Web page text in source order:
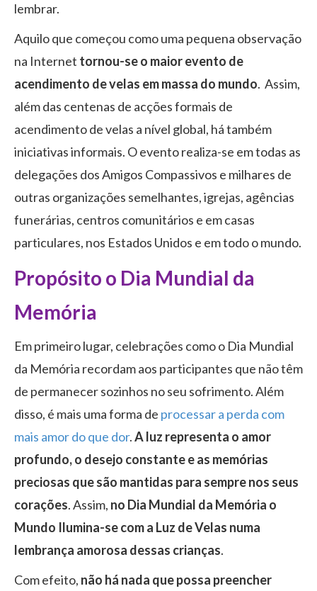
lembrar.
Aquilo que começou como uma pequena observação
na Internet tornou-se o maior evento de
acendimento de velas em massa do mundo. Assim,
além das centenas de acções formais de
acendimento de velas a nível global, há também
iniciativas informais. O evento realiza-se em todas as
delegações dos Amigos Compassivos e milhares de
outras organizações semelhantes, igrejas, agências
funerárias, centros comunitários e em casas
particulares, nos Estados Unidos e em todo o mundo.
Propósito o Dia Mundial da
Memória
Em primeiro lugar, celebrações como o Dia Mundial
da Memória recordam aos participantes que não têm
de permanecer sozinhos no seu sofrimento. Além
disso, é mais uma forma de processar a perda com
mais amor do que dor.A luz representa o amor
profundo, o desejo constante e as memórias
preciosas que são mantidas para sempre nos seus
corações. Assim, no Dia Mundial da Memória o
Mundo Ilumina-se com a Luz de Velas numa
lembrança amorosa dessas crianças.
Com efeito, não há nada que possa preencher